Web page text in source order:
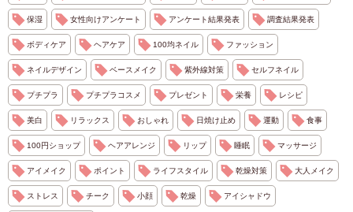
保湿 女性向けアンケート アンケート結果発表 調査結果発表
ボディケア ヘアケア 100均ネイル ファッション
ネイルデザイン ベースメイク 紫外線対策 セルフネイル
プチプラ プチプラコスメ プレゼント 栄養 レシピ
美白 リラックス おしゃれ 日焼け止め 運動 食事
100円ショップ ヘアアレンジ リップ 睡眠 マッサージ
アイメイク ポイント ライフスタイル 乾燥対策 大人メイク
ストレス チーク 小顔 乾燥 アイシャドウ